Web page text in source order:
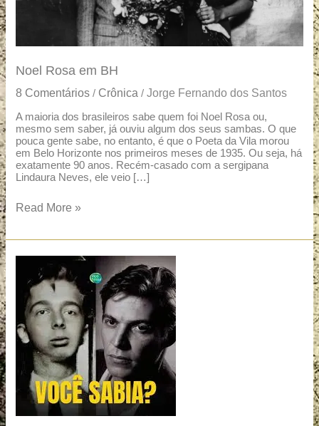
Noel Rosa em BH
8 Comentários / Crônica /Jorge Fernando dos Santos
A maioria dos brasileiros sabe quem foi Noel Rosa ou,
mesmo sem saber, já ouviu algum dos seus sambas. O que
pouca gente sabe, no entanto, é que o Poeta da Vila morou
em Belo Horizonte nos primeiros meses de 1935. Ou seja, há
exatamente 90 anos. Recém-casado com a sergipana
Lindaura Neves, ele veio […]
Read More »
Tom
outras
bossas